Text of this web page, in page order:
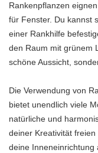
Rankenpflanzen
für Fenster. Du kannst
einer Rankhilfe
den Raum mit grünem
schöne Aussicht,
Die Verwendung von
bietet unendlich viele
natürliche und
deiner Kreativität
deine Inneneinrichtung